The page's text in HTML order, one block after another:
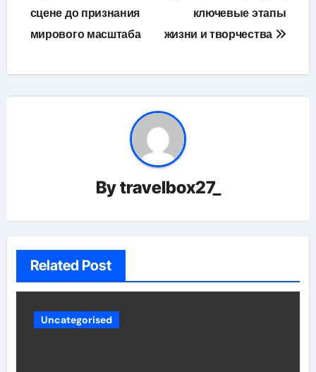
сцене до признания
мирового масштаба
ключевые этапы
жизни и творчества
Bytravelbox27_
Related Post
Uncategorised